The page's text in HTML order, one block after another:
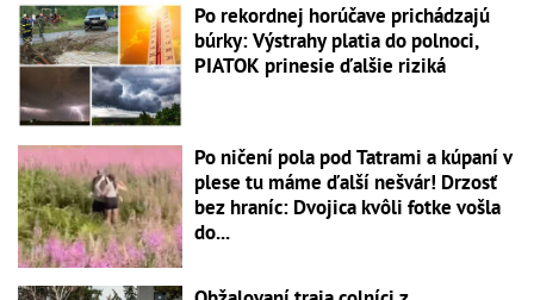
Po rekordnej horúčave prichádzajú
búrky: Výstrahy platia do polnoci,
PIATOK prinesie ďalšie riziká
Po ničení pola pod Tatrami a kúpaní v
plese tu máme ďalší nešvár! Drzosť
bez hraníc: Dvojica kvôli fotke vošla
do...